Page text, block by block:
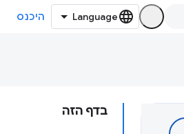
היכנס
בדף הזה